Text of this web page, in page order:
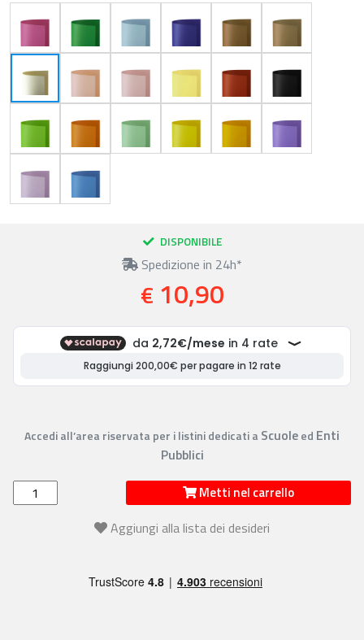
DISPONIBILE
Spedizione in 24h*
€ 10,90
Accedi all’area riservata per i listini dedicati a Scuoleed Enti
Pubblici
Metti nel carrello
Aggiungi alla lista dei desideri